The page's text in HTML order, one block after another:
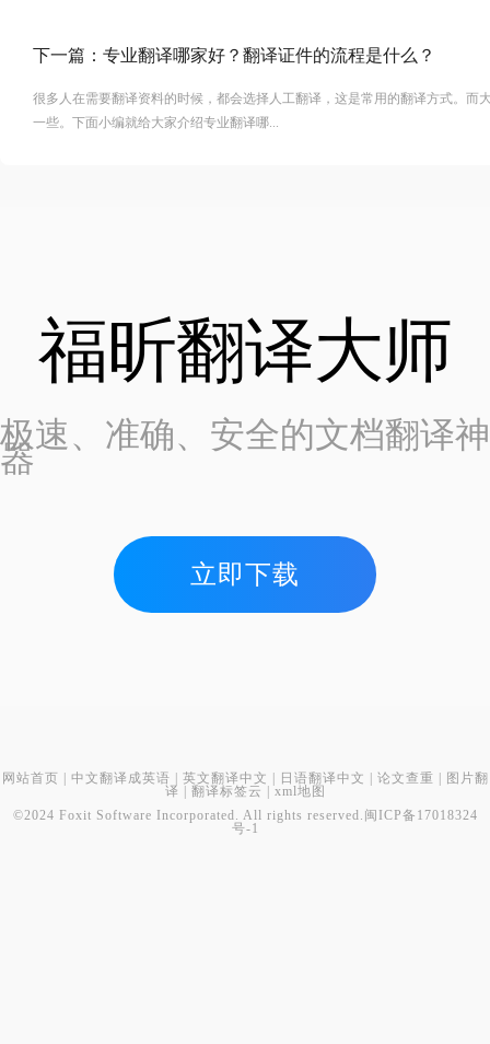
下一篇： 专业翻译哪家好？翻译证件的流程是什么？
很多人在需要翻译资料的时候，都会选择人工翻译，这是常用的翻译方式。而
一些。下面小编就给大家介绍专业翻译哪...
福昕翻译大师
极速、准确、安全的文档翻译神
器
立即下载
网站首页 中文翻译成英语 英文翻译中文 日语翻译中文 论文查重
图片翻
译
翻译标签云
xml地图
©2024 Foxit Software Incorporated. All rights reserved. 闽ICP备17018324
号-1